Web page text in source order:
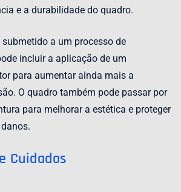
e a durabilidade do quadro.
submetido a um processo de
incluir a aplicação de um
para aumentar ainda mais a
O quadro também pode passar por
para melhorar a estética e proteger
Cuidados